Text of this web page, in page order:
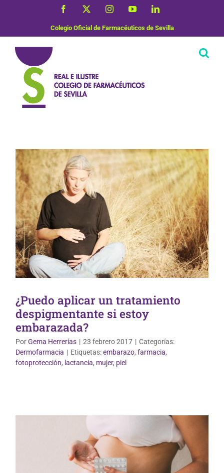
Facebook InstagramYouTubeLinkedIn
Colegio Oficial de Farmacéuticos de Sevilla
¿Puedo aplicar un tratamiento
despigmentante si estoy
embarazada?
PorGema Herrerías | 23 febrero 2017 | Categorías:
Dermofarmacia | Etiquetas:embarazo, farmacia,
fotoprotección, lactancia, mujer, piel
Uso correcto de medicamentos